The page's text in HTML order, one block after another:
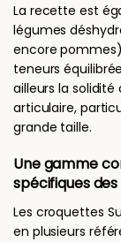
La recette est
légumes
encore
teneurs
ailleurs la
articulaire,
grande taille.
Une gamme
spécifiques
Les croquettes
en plusieurs